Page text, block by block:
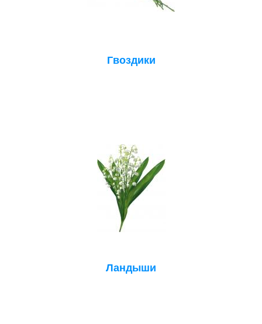
Гвоздики
Ландыши